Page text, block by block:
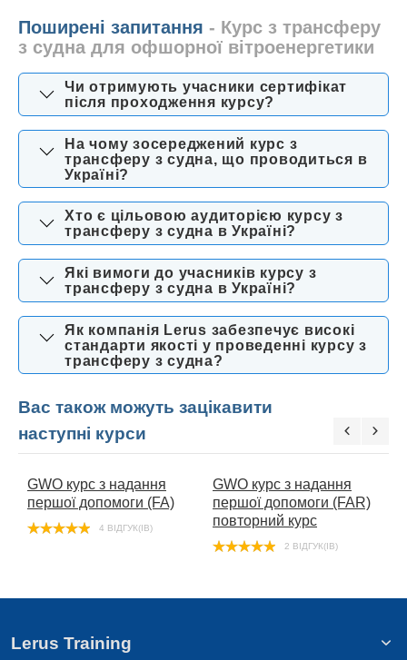
Поширені запитання - Курс з трансферу
з судна для офшорної вітроенергетики
Чи отримують учасники сертифікат
після проходження курсу?
На чому зосереджений курс з
трансферу з судна, що проводиться в
Україні?
Хто є цільовою аудиторією курсу з
трансферу з судна в Україні?
Які вимоги до учасників курсу з
трансферу з судна в Україні?
Як компанія Lerus забезпечує високі
стандарти якості у проведенні курсу з
трансферу з судна?
Вас також можуть зацікавити
наступні курси
GWO курс з надання
першої допомоги (FA)
4 ВІДГУК(ІВ)
GWO курс з надання
першої допомоги (FAR)
повторний курс
2 ВІДГУК(ІВ)
Lerus Training